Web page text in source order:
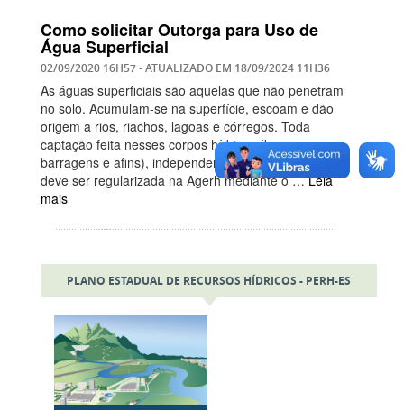
Como solicitar Outorga para Uso de
Água Superficial
02/09/2020 16H57- ATUALIZADO EM 18/09/2024 11H36
As águas superficiais são aquelas que não penetram
no solo. Acumulam-se na superfície, escoam e dão
origem a rios, riachos, lagoas e córregos. Toda
captação feita nesses corpos hídricos (bem como em
barragens e afins), independentemente da finalidade,
deve ser regularizada na Agerh mediante o …Leia
mais
PLANO ESTADUAL DE RECURSOS HÍDRICOS - PERH-ES